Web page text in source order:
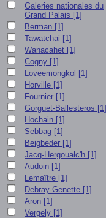
Galeries nationales du
Grand Palais [1]
Berman [1]
Tawatchai [1]
Wanacahet [1]
Cogny [1]
Loveemongkol [1]
Horville [1]
Fournier [1]
Gorguet-Ballesteros [1]
Hochain [1]
Sebbag [1]
Beigbeder [1]
Jacq-Hergoualc'h [1]
Audoin [1]
Lemaître [1]
Debray-Genette [1]
Aron [1]
Vergely [1]